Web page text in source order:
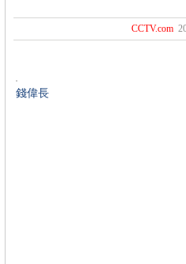
CCTV.com
錢偉長